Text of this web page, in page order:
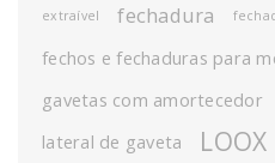
extraível fechadura
fechos e fechaduras para
gavetas com amortecedor
lateral de gaveta LOOX